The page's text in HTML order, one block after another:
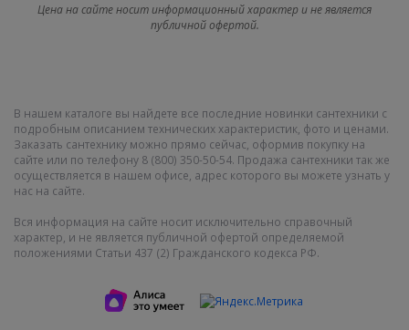
Цена на сайте носит информационный характер и не является
публичной офертой.
В нашем каталоге вы найдете все последние новинки сантехники с
подробным описанием технических характеристик, фото и ценами.
Заказать сантехнику можно прямо сейчас, оформив покупку на
сайте или по телефону 8 (800) 350-50-54. Продажа сантехники так же
осуществляется в нашем офисе, адрес которого вы можете узнать у
нас на сайте.
Вся информация на сайте носит исключительно справочный
характер, и не является публичной офертой определяемой
положениями Статьи 437 (2) Гражданского кодекса РФ.